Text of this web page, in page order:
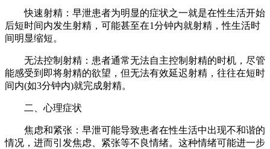
快速射精：早泄患者为明显的症状之一就是在性生活开始
后短时间内发生射精，可能甚至在1分钟内就射精，性生活时
间明显缩短。
无法控制射精：患者通常无法自主控制射精的时机，尽管
能感受到即将射精的欲望，但无法有效延迟射精，往往在短时
间内(如3分钟内)就完成射精。
二、心理症状
焦虑和紧张：早泄可能导致患者在性生活中出现不和谐的
情况，进而引发焦虑、紧张等不良情绪。这种情绪可能进一步